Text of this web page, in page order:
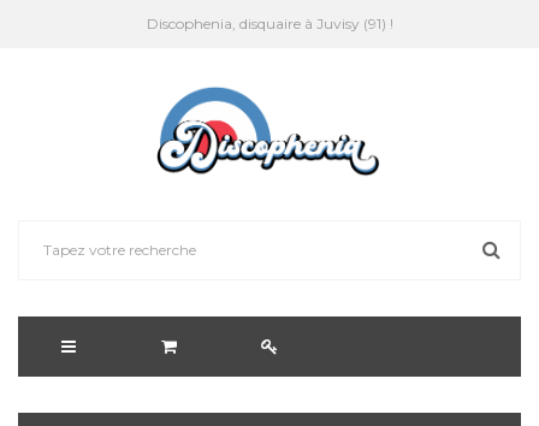
Discophenia, disquaire à Juvisy (91) !